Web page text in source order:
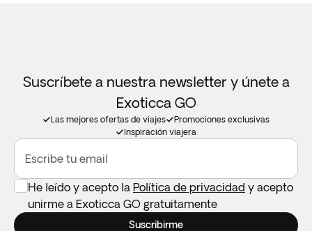
Suscríbete a nuestra newsletter y únete a
Exoticca GO
Las mejores ofertas de viajes
Promociones exclusivas
Inspiración viajera
Escribe tu email
He leído y acepto la Política de privacidad y acepto
unirme a Exoticca GO gratuitamente
Suscribirme